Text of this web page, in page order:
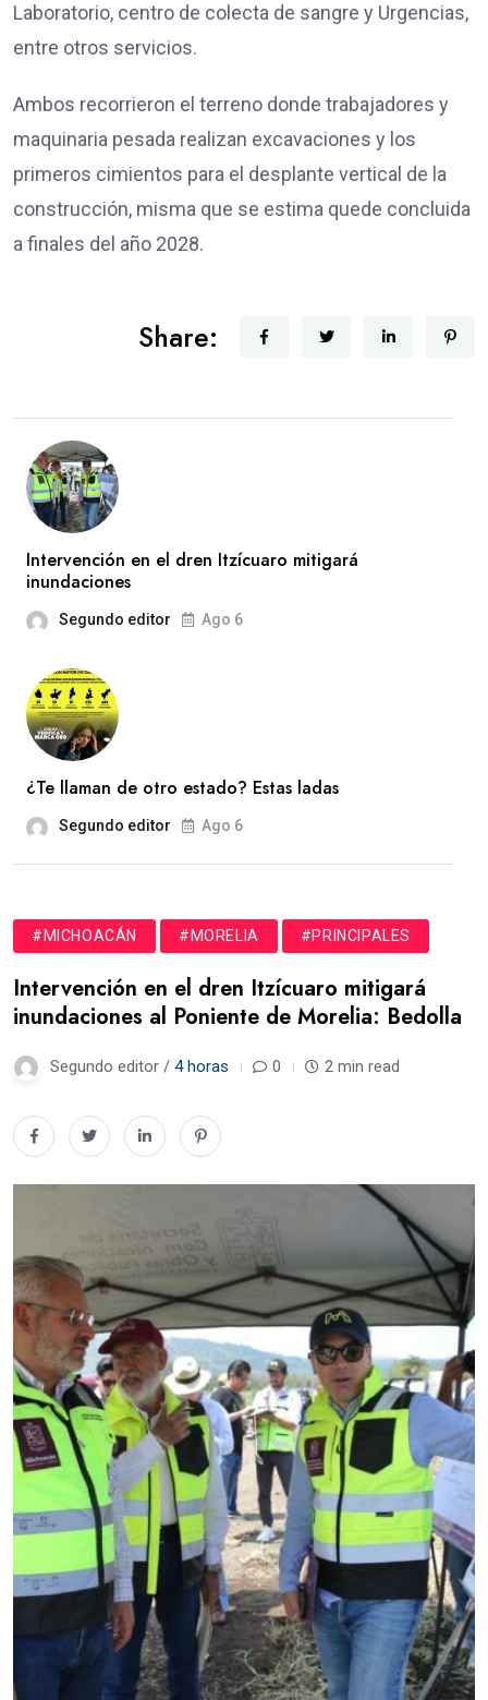
Laboratorio, centro de colecta de sangre y Urgencias,
entre otros servicios.
Ambos recorrieron el terreno donde trabajadores y
maquinaria pesada realizan excavaciones y los
primeros cimientos para el desplante vertical de la
construcción, misma que se estima quede concluida
a finales del año 2028.
Share:
Intervención en el dren Itzícuaro mitigará
inundaciones
Segundo editor Ago 6
¿Te llaman de otro estado? Estas ladas
Segundo editor Ago 6
#MICHOACÁN #MORELIA #PRINCIPALES
Intervención en el dren Itzícuaro mitigará
inundaciones al Poniente de Morelia: Bedolla
Segundo editor / 4 horas 0 2 min read